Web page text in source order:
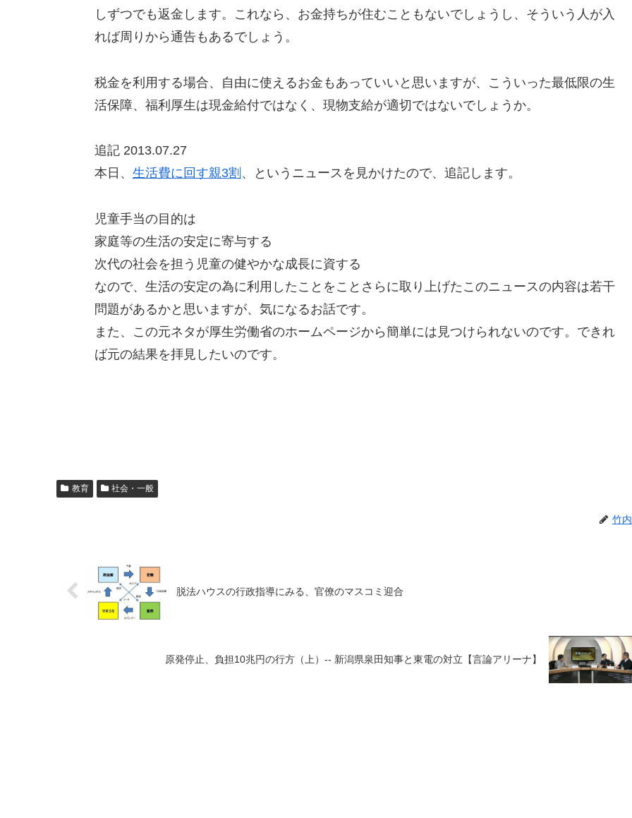
しずつでも返金します。これなら、お金持ちが住むこともないでしょうし、そういう人が入
れば周りから通告もあるでしょう。
税金を利用する場合、自由に使えるお金もあっていいと思いますが、こういった最低限の生
活保障、福利厚生は現金給付ではなく、現物支給が適切ではないでしょうか。
追記 2013.07.27
本日、 生活費に回す親3割 、というニュースを見かけたので、追記します。
児童手当の目的は
家庭等の生活の安定に寄与する
次代の社会を担う児童の健やかな成長に資する
なので、生活の安定の為に利用したことをことさらに取り上げたこのニュースの内容は若干
問題があるかと思いますが、気になるお話です。
また、この元ネタが厚生労働省のホームページから簡単には見つけられないのです。できれ
ば元の結果を拝見したいのです。
教育 社会・一般
竹
脱法ハウスの行政指導にみる、官僚のマスコミ迎合
原発停止、負担10兆円の行方（上）-- 新潟県泉田知事と東電の対立【言論アリーナ】